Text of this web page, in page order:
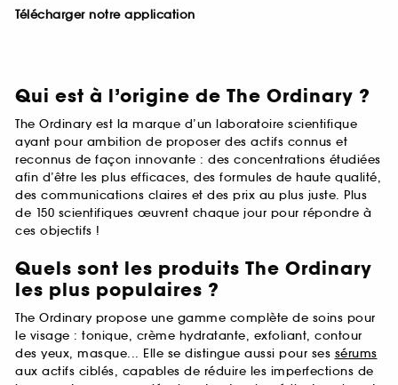
Télécharger notre application
Qui est à l’origine de The Ordinary ?
The Ordinary est la marque d’un laboratoire scientifique
ayant pour ambition de proposer des actifs connus et
reconnus de façon innovante : des concentrations étudiées
afin d’être les plus efficaces, des formules de haute qualité,
des communications claires et des prix au plus juste. Plus
de 150 scientifiques œuvrent chaque jour pour répondre à
ces objectifs !
Quels sont les produits The Ordinary
les plus populaires ?
The Ordinary propose une gamme complète de soins pour
le visage : tonique, crème hydratante, exfoliant, contour
des yeux, masque... Elle se distingue aussi pour ses sérums
aux actifs ciblés, capables de réduire les imperfections de